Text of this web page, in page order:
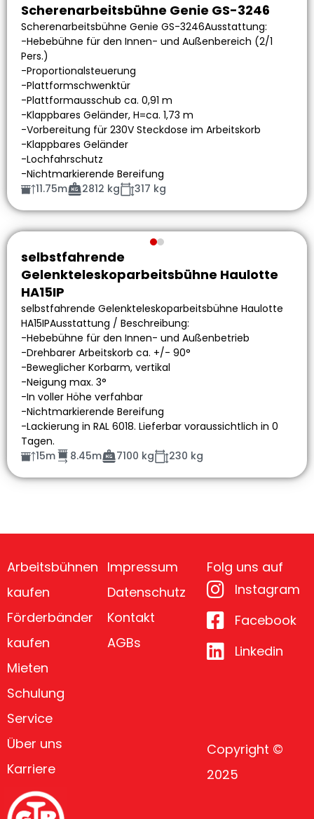
Scherenarbeitsbühne Genie GS-3246
Scherenarbeitsbühne Genie GS-3246Ausstattung:
-Hebebühne für den Innen- und Außenbereich (2/1
Pers.)
-Proportionalsteuerung
-Plattformschwenktür
-Plattformausschub ca. 0,91 m
-Klappbares Geländer, H=ca. 1,73 m
-Vorbereitung für 230V Steckdose im Arbeitskorb
-Klappbares Geländer
-Lochfahrschutz
-Nichtmarkierende Bereifung
11.75m
2812 kg 317 kg
selbstfahrende
Gelenkteleskoparbeitsbühne Haulotte
HA15IP
selbstfahrende Gelenkteleskoparbeitsbühne Haulotte
HA15IPAusstattung / Beschreibung:
-Hebebühne für den Innen- und Außenbetrieb
-Drehbarer Arbeitskorb ca. +/- 90°
-Beweglicher Korbarm, vertikal
-Neigung max. 3°
-In voller Höhe verfahbar
-Nichtmarkierende Bereifung
-Lackierung in RAL 6018. Lieferbar voraussichtlich in 0
Tagen.
15m
8.45m 7100 kg 230 kg
Arbeitsbühnen
kaufen
Förderbänder
kaufen
Mieten
Schulung
Service
Über uns
Karriere
Impressum
Datenschutz
Kontakt
AGBs
Folg uns auf
Instagram
Facebook
Linkedin
Copyright ©
2025